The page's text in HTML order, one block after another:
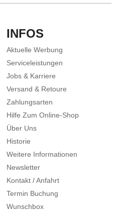
INFOS
Aktuelle Werbung
Serviceleistungen
Jobs & Karriere
Versand & Retoure
Zahlungsarten
Hilfe Zum Online-Shop
Über Uns
Historie
Weitere Informationen
Newsletter
Kontakt / Anfahrt
Termin Buchung
Wunschbox